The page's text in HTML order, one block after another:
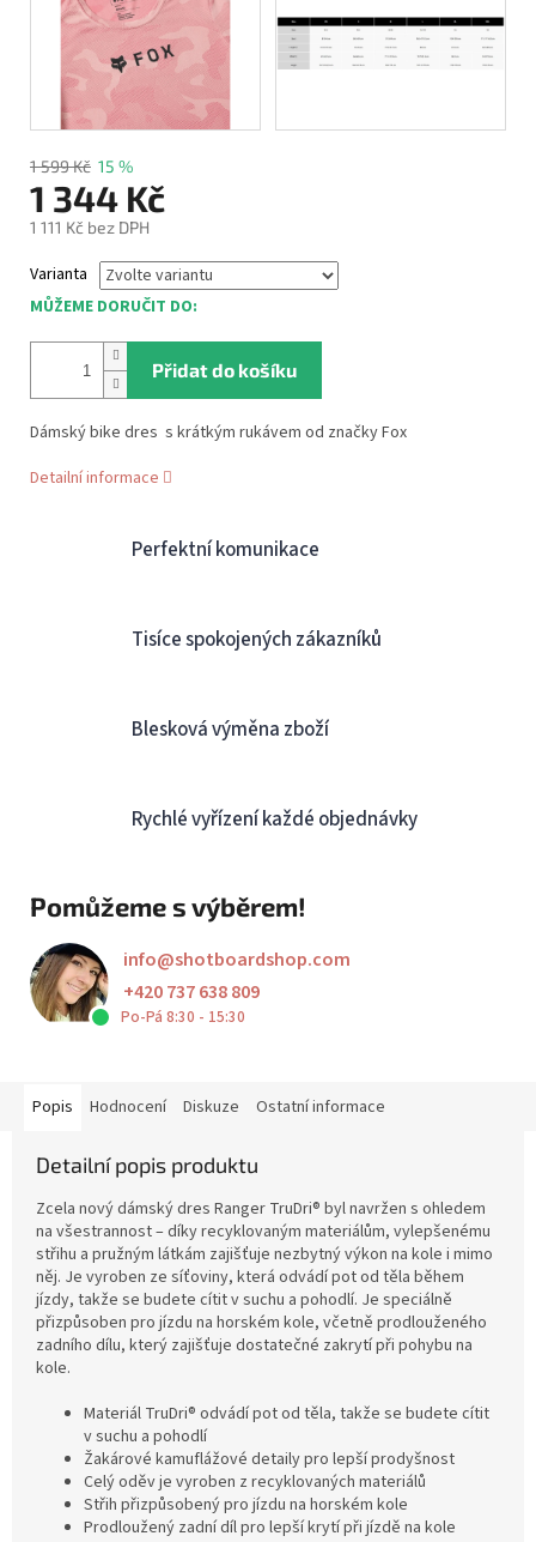
1 599 Kč 15 %
1 344 Kč
1 111 Kč bez DPH
cena:
Varianta
MŮŽEME DORUČIT DO:
Přidat do košíku
Dámský bike dres s krátkým rukávem od značky Fox
Detailní informace
Perfektní komunikace
Tisíce spokojených zákazníků
Blesková výměna zboží
Rychlé vyřízení každé objednávky
Pomůžeme s výběrem!
info@shotboardshop.com
+420 737 638 809
Po-Pá 8:30 - 15:30
Popis Hodnocení Diskuze Ostatní informace
Detailní popis produktu
Zcela nový dámský dres Ranger TruDri® byl navržen s ohledem
na všestrannost – díky recyklovaným materiálům, vylepšenému
střihu a pružným látkám zajišťuje nezbytný výkon na kole i mimo
něj. Je vyroben ze síťoviny, která odvádí pot od těla během
jízdy, takže se budete cítit v suchu a pohodlí. Je speciálně
přizpůsoben pro jízdu na horském kole, včetně prodlouženého
zadního dílu, který zajišťuje dostatečné zakrytí při pohybu na
kole.
Materiál TruDri® odvádí pot od těla, takže se budete cítit
v suchu a pohodlí
Žakárové kamuflážové detaily pro lepší prodyšnost
Celý oděv je vyroben z recyklovaných materiálů
Střih přizpůsobený pro jízdu na horském kole
Prodloužený zadní díl pro lepší krytí při jízdě na kole